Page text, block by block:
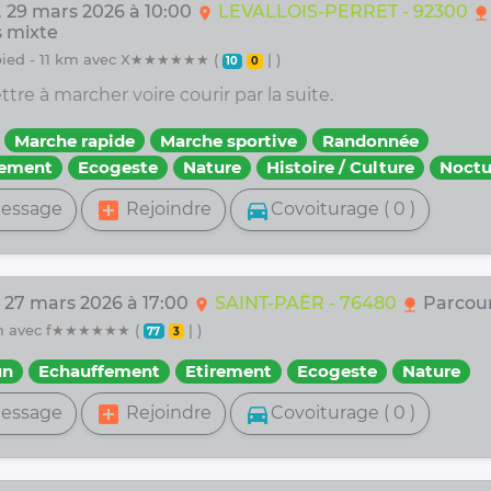
29 mars 2026 à 10:00 location_on LEVALLOIS-PERRET - 92300 nature
mixte
pied - 11 km avec X★★★★★★ ( 10 0 | )
à marcher voire courir par la suite.
Marche rapide Marche sportive
Randonnée
Ecogeste Nature Histoire / Culture
add_box Rejoindre directions_car Covoiturage ( 0 )
27 mars 2026 à 17:00 location_on SAINT-PAËR - 76480 nature
avec f★★★★★★ ( 77 3 | )
Echauffement Etirement Ecogeste Nature
add_box Rejoindre directions_car Covoiturage ( 0 )